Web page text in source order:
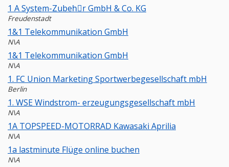
1 A System-Zubehِr GmbH & Co. KG
Freudenstadt
1&1 Telekommunikation GmbH
N\A
1&1 Telekommunikation GmbH
N\A
1. FC Union Marketing Sportwerbegesellschaft mbH
Berlin
1. WSE Windstrom- erzeugungsgesellschaft mbH
N\A
1A TOPSPEED-MOTORRAD Kawasaki Aprilia
N\A
1a lastminute Flüge online buchen
N\A